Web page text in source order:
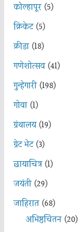
कोल्हापूर(5)
क्रिकेट(5)
क्रीडा(18)
गणेशोत्सव(41)
गुन्हेगारी(198)
गोवा(1)
ग्रंथालय(19)
ग्रेट भेट(3)
छायाचित्र(1)
जयंती(29)
जाहिरात(68)
अभिष्ठचिंतन(20)